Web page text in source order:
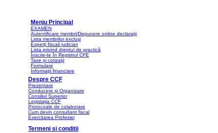
Meniu Principal
EXAMEN
Autentificare membri/Depunere online declaraţii
Lista membrilor excluşi
Experţi fiscali judiciari
Lista privind dreptul de practică
Înscrie-te în Registrul CFE
Taxe și cotizaţii
Formulare
Informaţii financiare
Despre CCF
Prezentare
Conducere și Organizare
Consiliul Superior
Legislaţia CCF
Protocoale de colaborare
Cum devin consultant fiscal
Exercitarea Profesiei
Termeni si conditii